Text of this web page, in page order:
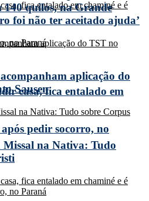
casa, fica entalado em
pedir socorro, no
140 quilos, na Grande
foi não ter aceitado ajuda’
aplicação do
Sausen
na Nativa: Tudo